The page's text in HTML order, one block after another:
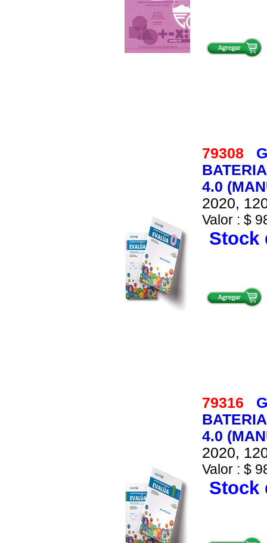
79308
4.0
2020,
Valor : $
Stock
79316
4.0
2020,
Valor : $
Stock